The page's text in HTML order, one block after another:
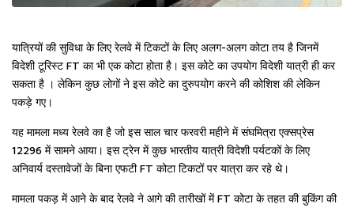
यात्रियों की सुविधा के लिए रेलवे में टिकटों के लिए अलग-अलग कोटा तय है जिनमें
विदेशी टूरिस्ट FT का भी एक कोटा होता है। इस कोटे का उपयोग विदेशी यात्री ही कर
सकता है । लेकिन कुछ लोगों ने इस कोटे का दुरुपयोग करने की कोशिश की लेकिन
पकड़े गए।
यह मामला मध्य रेलवे का है जो इस साल चार फरवरी महीने में संघमित्रा एक्सप्रेस
12296 में सामने आया। इस ट्रेन में कुछ भारतीय यात्री विदेशी पर्यटकों के लिए
अनिवार्य दस्तावेजों के बिना एफटी FT कोटा टिकटों पर यात्रा कर रहे थे।
मामला पकड़ में आने के बाद रेलवे ने आगे की तारीखों में FT कोटा के तहत की बुकिंग की